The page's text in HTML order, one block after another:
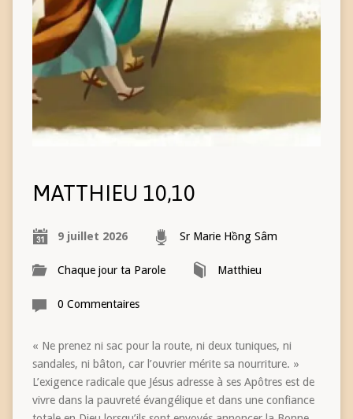
MATTHIEU 10,10
9 juillet 2026 Sr Marie Hồng Sâm
Chaque jour ta Parole Matthieu
0 Commentaires
« Ne prenez ni sac pour la route, ni deux tuniques, ni
sandales, ni bâton, car l’ouvrier mérite sa nourriture. »
L’exigence radicale que Jésus adresse à ses Apôtres est de
vivre dans la pauvreté évangélique et dans une confiance